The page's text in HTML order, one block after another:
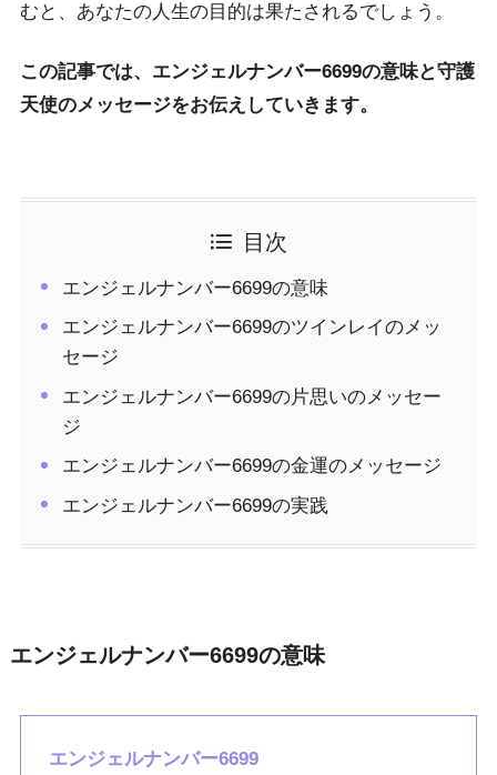
むと、あなたの人生の目的は果たされるでしょう。
この記事では、エンジェルナンバー6699の意味と守護
天使のメッセージをお伝えしていきます。
目次
エンジェルナンバー6699の意味
エンジェルナンバー6699のツインレイのメッ
セージ
エンジェルナンバー6699の片思いのメッセー
ジ
エンジェルナンバー6699の金運のメッセージ
エンジェルナンバー6699の実践
エンジェルナンバー6699の意味
エンジェルナンバー6699